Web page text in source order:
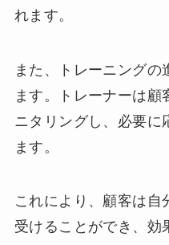
れます。
また、トレーニング
ます。トレーナーは顧
ニタリングし、必要に
ます。
これにより、顧客は自
受けることができ、効